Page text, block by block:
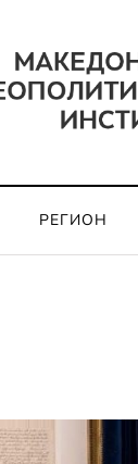
РЕГИОН